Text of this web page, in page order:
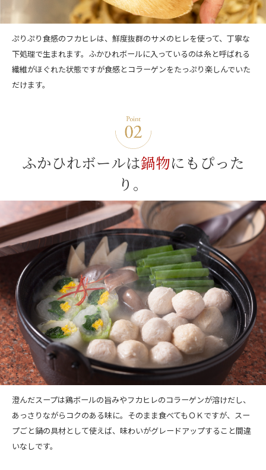
ぷりぷり食感のフカヒレは、鮮度抜群のサメのヒレを使って、丁寧な
下処理で生まれます。ふかひれボールに入っているのは糸と呼ばれる
繊維がほぐれた状態ですが食感とコラーゲンをたっぷり楽しんでいた
だけます。
ふかひれボールは鍋物にもぴった
り。
澄んだスープは鶏ボールの旨みやフカヒレのコラーゲンが溶けだし、
あっさりながらコクのある味に。そのまま食べてもＯＫですが、スー
プごと鍋の具材として使えば、味わいがグレードアップすること間違
いなしです。